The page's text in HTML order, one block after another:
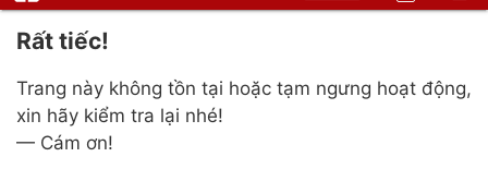
Rất tiếc!
Trang này không tồn tại hoặc tạm ngưng hoạt động,
xin hãy kiểm tra lại nhé!
— Cám ơn!